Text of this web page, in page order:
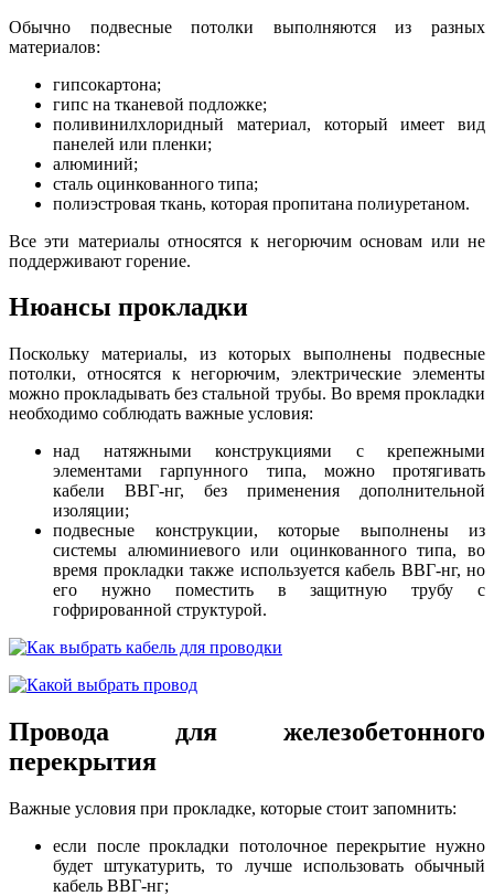
Обычно подвесные потолки выполняются из разных
материалов:
гипсокартона;
гипс на тканевой подложке;
поливинилхлоридный материал, который имеет вид
панелей или пленки;
алюминий;
сталь оцинкованного типа;
полиэстровая ткань, которая пропитана полиуретаном.
Все эти материалы относятся к негорючим основам или не
поддерживают горение.
Нюансы прокладки
Поскольку материалы, из которых выполнены подвесные
потолки, относятся к негорючим, электрические элементы
можно прокладывать без стальной трубы. Во время прокладки
необходимо соблюдать важные условия:
над натяжными конструкциями с крепежными
элементами гарпунного типа, можно протягивать
кабели ВВГ-нг, без применения дополнительной
изоляции;
подвесные конструкции, которые выполнены из
системы алюминиевого или оцинкованного типа, во
время прокладки также используется кабель ВВГ-нг, но
его нужно поместить в защитную трубу с
гофрированной структурой.
Провода для железобетонного
перекрытия
Важные условия при прокладке, которые стоит запомнить:
если после прокладки потолочное перекрытие нужно
будет штукатурить, то лучше использовать обычный
кабель ВВГ-нг;